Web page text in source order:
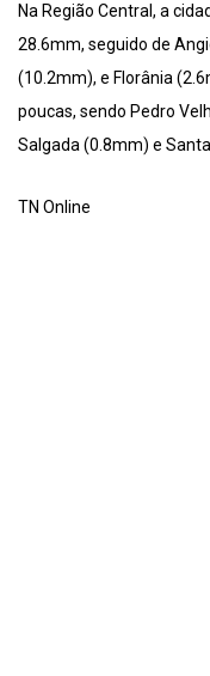
Na Região Central, a
28.6mm, seguido de
(10.2mm), e Florânia
poucas, sendo Pedro
Salgada (0.8mm) e
TN Online